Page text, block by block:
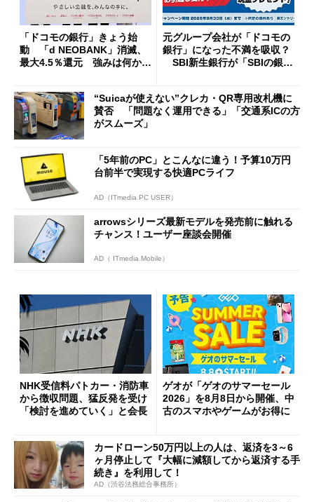
「ドコモの銀行」きょう始
動 「d NEOBANK」消滅、
最大4.5％還元 強みは何か解
元グループ会社が「ドコモの
銀行」になった不満を吸収？
SBI新生銀行が「SBIの銀
開催
“Suicaが使えない”クレカ・QR専用改札機に
賛否 「問題なく運用できる」「交通系ICの方
がスムーズ」
「5年前のPC」とこんなに違う！予算10万円
台前半で実現する快適PCライフ
AD（ITmedia PC USER）
arrowsシリーズ最新モデルを発売前に触れる
チャンス！ユーザー座談会開催
AD（ ITmedia Mobile）
NHK受信料パトカー・消防車
から徴収問題、猛反発を受け
「検討を進めていく」と会長
ゲオが「ゲオのサマーセール
2026」を8月8日から開催、中
古のスマホやゲームがお得に
カードローン50万円以上の人は、返済を3～6
ヶ月停止して『大幅に減額してから返済する手
続き』を利用して！
AD（渋谷法務総合事務所）